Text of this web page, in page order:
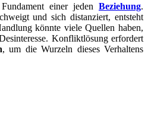
einer jeden Beziehung.
und sich distanziert, entsteht
könnte viele Quellen haben,
Konfliktlösung erfordert
, um die Wurzeln dieses Verhaltens